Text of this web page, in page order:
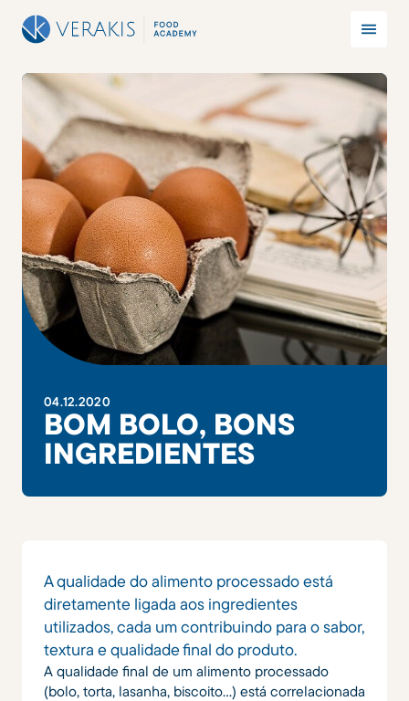
04.12.2020
BOM BOLO, BONS
INGREDIENTES
A qualidade do alimento processado está
diretamente ligada aos ingredientes
utilizados, cada um contribuindo para o sabor,
textura e qualidade final do produto.
A qualidade final de um alimento processado
(bolo, torta, lasanha, biscoito…) está correlacionada